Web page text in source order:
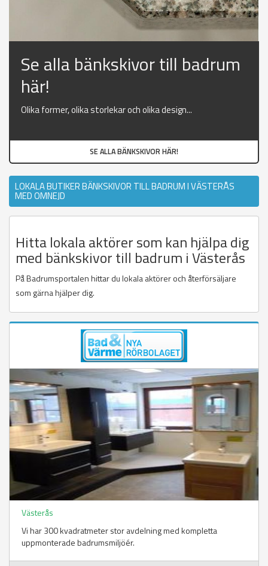
Se alla bänkskivor till badrum
här!
Olika former, olika storlekar och olika design...
SE ALLA BÄNKSKIVOR HÄR!
LOKALA BUTIKER BÄNKSKIVOR TILL BADRUM I VÄSTERÅS
MED OMNEJD
Hitta lokala aktörer som kan hjälpa dig
med bänkskivor till badrum i Västerås
På Badrumsportalen hittar du lokala aktörer och återförsäljare
som gärna hjälper dig.
Västerås
Vi har 300 kvadratmeter stor avdelning med kompletta
uppmonterade badrumsmiljöér.